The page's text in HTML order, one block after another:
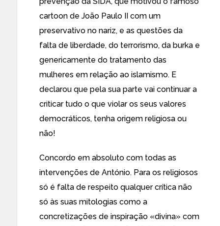
cartoon de João Paulo II com um
preservativo no nariz, e as questões da
falta de liberdade, do terrorismo, da burka e
genericamente do tratamento das
mulheres em relação ao islamismo. E
declarou que pela sua parte vai continuar a
criticar tudo o que violar os seus valores
democráticos, tenha origem religiosa ou
não!
Concordo em absoluto com todas as
intervenções de António. Para os religiosos
só é falta de respeito qualquer crítica não
só às suas mitologias como a
concretizações de inspiração «divina» com